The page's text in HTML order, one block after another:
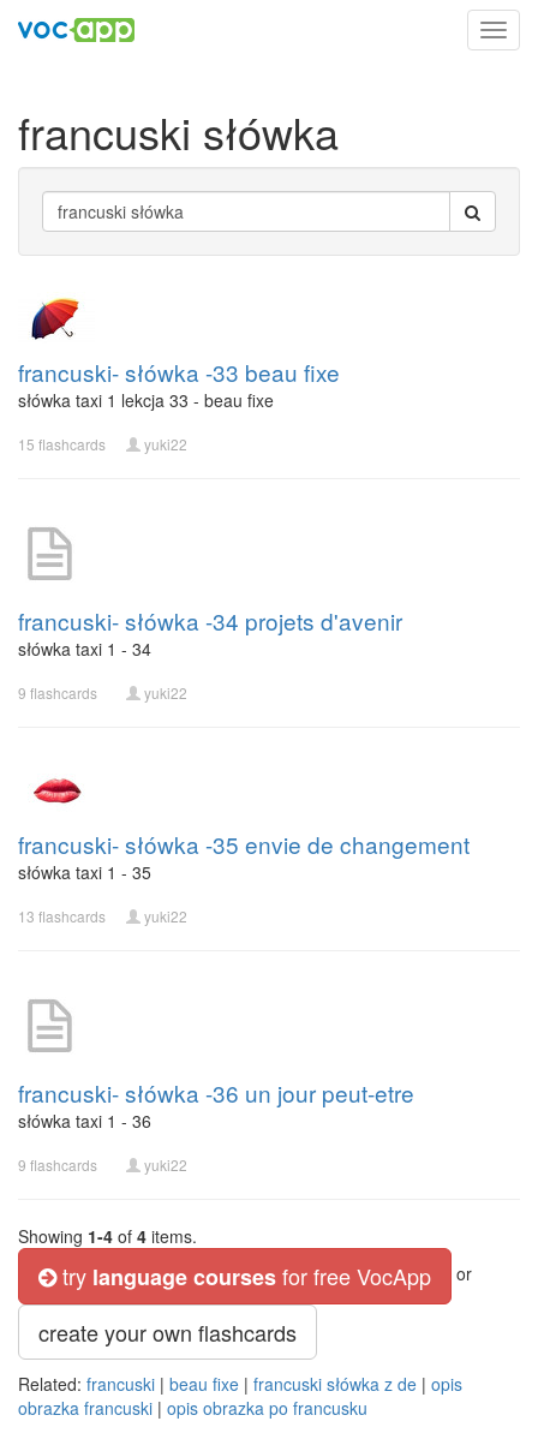
francuski słówka
francuski- słówka -33 beau fixe
słówka taxi 1 lekcja 33 - beau fixe
15 flashcards yuki22
francuski- słówka -34 projets d'avenir
słówka taxi 1 - 34
9 flashcards yuki22
francuski- słówka -35 envie de changement
słówka taxi 1 - 35
13 flashcards yuki22
francuski- słówka -36 un jour peut-etre
słówka taxi 1 - 36
9 flashcards yuki22
Showing 1-4 of 4 items.
try language coursesfor free VocApp or
create your own flashcards
Related: francuski | beau fixe | francuski słówka z de | opis
obrazka francuski | opis obrazka po francusku